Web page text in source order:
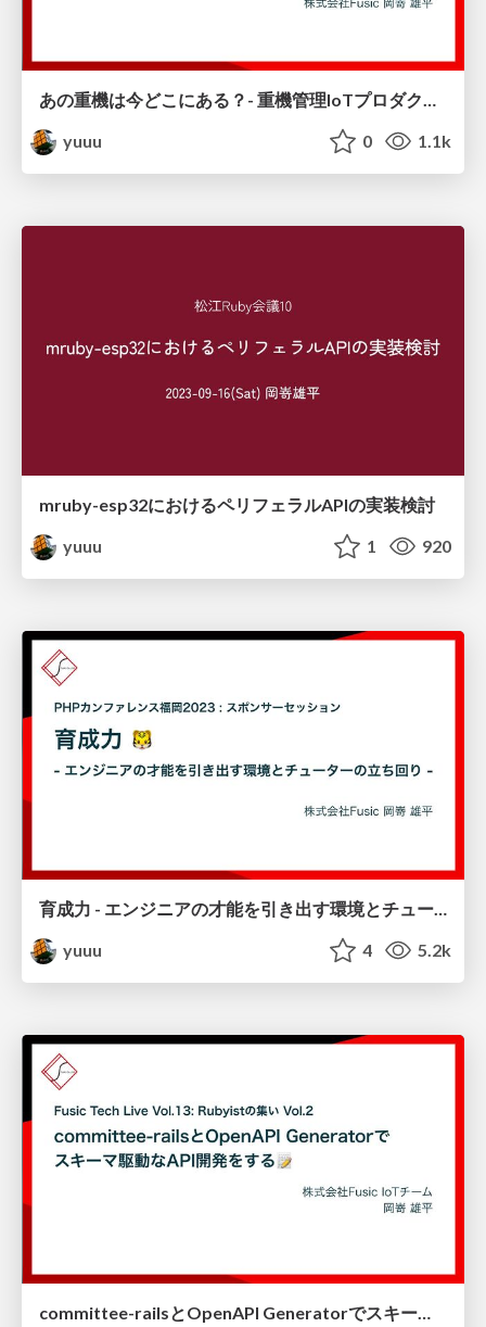
あの重機は今どこにある？- 重機管理IoTプロダクトのバックエンドをAWSで構築した話 -
yuuu
0 1.1k
mruby-esp32におけるペリフェラルAPIの実装検討
yuuu
1 920
育成力 - エンジニアの才能を引き出す環境とチューターの立ち回り -
yuuu
4 5.2k
committee-railsとOpenAPI Generatorでスキーマ駆動なAPI開発をする